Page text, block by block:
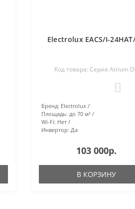
Electrolux EACS/I-
Код товара: Серия Atrium
Бренд: Electrolux
Площадь: до 70 м²
Wi-Fi: Нет
Инвертор: Да
103 000р.
В КОРЗИНУ